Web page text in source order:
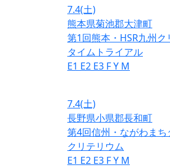
7.4(土)
熊本県菊池郡大津町
第1回熊本・HSR九州ク
タイムトライアル
E1 E2 E3 FY M
7.4(土)
長野県小県郡長和町
第4回信州・ながわま
クリテリウム
E1 E2 E3 FY M